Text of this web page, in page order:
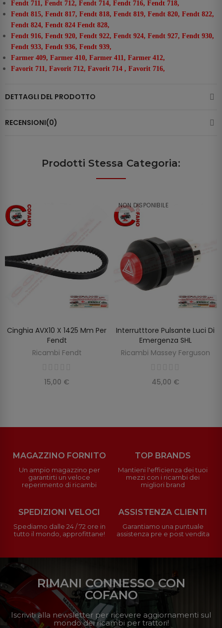
Fendt 711, Fendt 712, Fendt 714, Fendt 716, Fendt 718,
Fendt 815, Fendt 817, Fendt 818, Fendt 819, Fendt 820, Fendt 822,
Fendt 824, Fendt 824 Fendt 828,
Fendt 916, Fendt 920, Fendt 922, Fendt 924, Fendt 927, Fendt 930,
Fendt 933, Fendt 936, Fendt 939,
Farmer 409, Farmer 410, Farmer 411, Farmer 412,
Favorit 711, Favorit 712, Favorit 714 , Favorit 716,
DETTAGLI DEL PRODOTTO
RECENSIONI(0)
Prodotti Stessa Categoria:
AGGIUNGI AL CARRELLO
Cinghia AVX10 X 1425 Mm Per
Fendt
Ricambi Fendt
15,00 €
NON DISPONIBILE
SCOPRIRE
Interrutttore Pulsante Luci Di
Emergenza SHL
Ricambi Massey Ferguson
45,00 €
MAGAZZINO FORNITO
Un ampio magazzino per
garantirti un veloce
reperimento di ricambi
TOP BRANDS
Mantieni l'efficienza dei tuoi
mezzi con i ricambi dei
migliori brand
SPEDIZIONI VELOCI
Spediamo dalle 24 / 72 ore in
tutto il mondo, approfittane!
ASSISTENZA CLIENTI
Garantiamo una puntuale
assistenza pre e post vendita
RIMANI CONNESSO CON
COFANO
Iscriviti alla newsletter per ricevere aggiornamenti sul
mondo dei ricambi per trattori!